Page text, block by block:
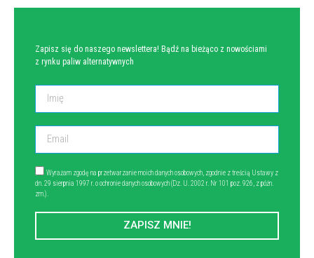
Zapisz się do naszego newslettera! Bądź na bieżąco z nowościami
z rynku paliw alternatywnych
Wyrażam zgodę na przetwarzanie moich danych osobowych, zgodnie z treścią Ustawy z
dn. 29 sierpnia 1997 r. o ochronie danych osobowych (Dz. U. 2002 r. Nr 101 poz. 926, z późn.
zm.).
ZAPISZ MNIE!